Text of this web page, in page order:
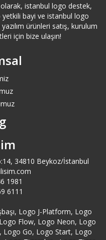
istanbul logo destek,
bayi ve istanbul logo
ürünleri satış, kurulum
için bize ulaşın!
34810 Beykoz/İstanbul
1981
6111
Logo J-Platform, Logo
Flow, Logo Neon, Logo
Logo Go, Logo Start, Logo